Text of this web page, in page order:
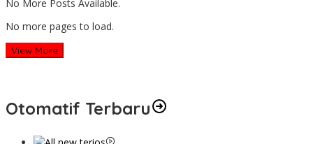
No More Posts Available.
No more pages to load.
View More
Otomatif Terbaru